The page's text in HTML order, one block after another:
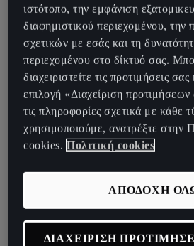
ALL
Albania *, Andorra,
Bosnia and Herzegovina
*, Denmark, Germany,
Finland, France,
Ireland, Iceland, Italy,
Croatia *, Latvia,
Lithuania, Luxembourg,
Monaco,
ιστότοπο, την εμφάνιση
διαφημιστικού περιεχομένου, την
σχετικών με εσάς και τη
περιεχομένου στο δίκτυό σας.
διαχειριστείτε τις προτιμήσεις
επιλογή «Διαχείριση
τις πληροφορίες σχετικά με κάθε
χρησιμοποιούμε, ανατρέξτε στην
cookies. Πολιτική cookies
ΑΠΟΔΟΧΗ
ΔΙΑΧΕΙΡΙΣΗ